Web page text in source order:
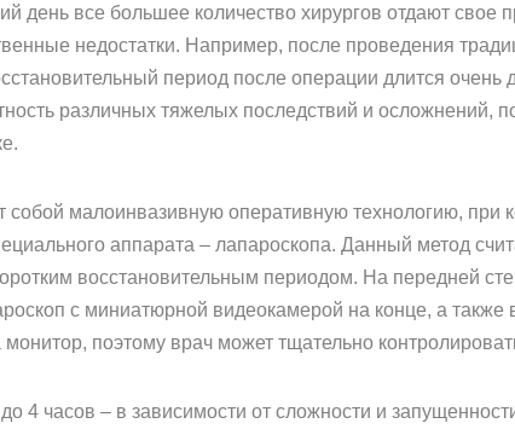
день все большее количество хирургов отдают свое
недостатки. Например, после проведения
период после операции длится
различных тяжелых последствий и осложнений,
собой малоинвазивную оперативную технологию, при
аппарата – лапароскопа. Данный метод
восстановительным периодом. На передней
с миниатюрной видеокамерой на конце, а
поэтому врач может тщательно
4 часов – в зависимости от сложности и